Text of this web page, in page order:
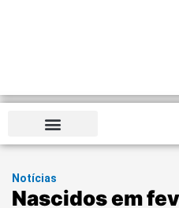
Notícias
Nascidos em